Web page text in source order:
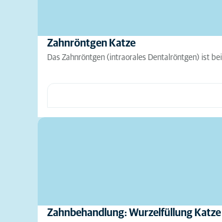
Zahnröntgen Katze
Das Zahnröntgen (intraorales Dentalröntgen) ist
Zahnbehandlung: Wurzelfüllung Katze